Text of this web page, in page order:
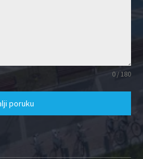
0 / 180
poruku